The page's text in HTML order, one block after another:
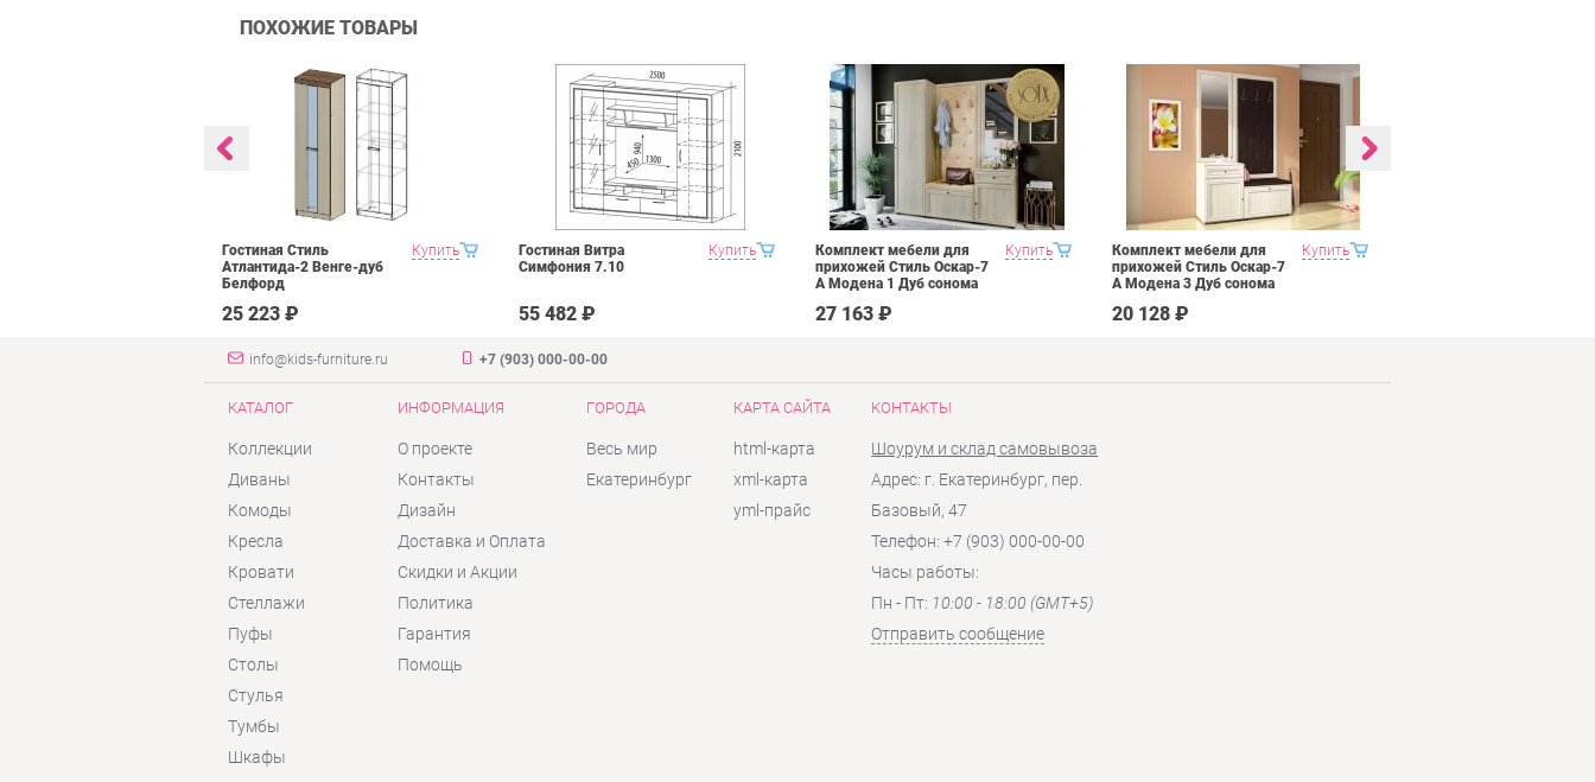
ПОХОЖИЕ ТОВАРЫ
Купить
Гостиная Стиль
Атлантида-2 Венге-дуб
Белфорд
25 223 ₽
Купить
Гостиная Витра
Симфония 7.10
55 482 ₽
Купить
Комплект мебели для
прихожей Стиль Оскар-7
А Модена 1 Дуб сонома
27 163 ₽
Купить
Комплект мебели для
прихожей Стиль Оскар-7
А Модена 3 Дуб сонома
20 128 ₽
info@kids-furniture.ru +7 (903) 000-00-00
КАТАЛОГ
Коллекции
Диваны
Комоды
Кресла
Кровати
Стеллажи
Пуфы
Столы
Стулья
Тумбы
Шкафы
ИНФОРМАЦИЯ
О проекте
Контакты
Дизайн
Доставка и Оплата
Скидки и Акции
Политика
Гарантия
Помощь
ГОРОДА
Весь мир
Екатеринбург
КАРТА САЙТА
html-карта
xml-карта
yml-прайс
КОНТАКТЫ
Шоурум и склад самовывоза
Адрес: г. Екатеринбург, пер.
Базовый, 47
Телефон: +7 (903) 000-00-00
Часы работы:
Пн - Пт: 10:00 - 18:00 (GMT+5)
Отправить сообщение